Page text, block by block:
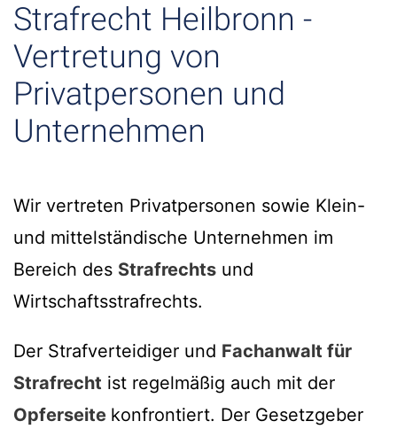
Strafrecht Heilbronn -
Vertretung von
Privatpersonen und
Unternehmen
Wir vertreten Privatpersonen sowie Klein-
und mittelständische Unternehmen im
Bereich des Strafrechts und
Wirtschaftsstrafrechts.
Der Strafverteidiger und Fachanwalt für
Strafrecht ist regelmäßig auch mit der
Opferseite konfrontiert. Der Gesetzgeber